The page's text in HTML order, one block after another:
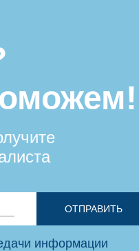
ОТПРАВИТЬ
информации